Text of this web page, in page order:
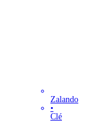
Zalando
•
Clé